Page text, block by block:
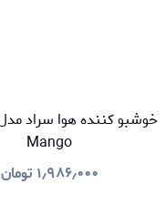
Mango
۱٫۹۸۶٫۰۰۰ تومان